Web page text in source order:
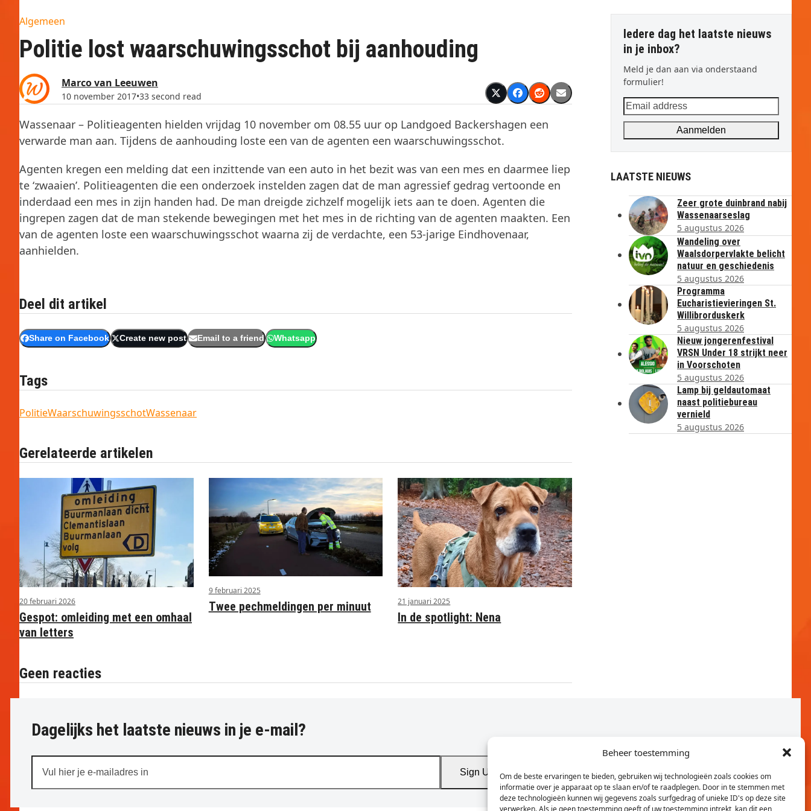
Beheer toestemming
Om de beste ervaringen te bieden, gebruiken wij technologieën zoals cookies om
informatie over je apparaat op te slaan en/of te raadplegen. Door in te stemmen met
deze technologieën kunnen wij gegevens zoals surfgedrag of unieke ID's op deze site
verwerken. Als je geen toestemming geeft of uw toestemming intrekt, kan dit een
Algemeen
Politie lost waarschuwingsschot bij aanhouding
Marco van Leeuwen
10 november 2017•33 second read
Wassenaar – Politieagenten hielden vrijdag 10 november om 08.55 uur op Landgoed Backershagen een
verwarde man aan. Tijdens de aanhouding loste een van de agenten een waarschuwingsschot.
Agenten kregen een melding dat een inzittende van een auto in het bezit was van een mes en daarmee liep
te ‘zwaaien’. Politieagenten die een onderzoek instelden zagen dat de man agressief gedrag vertoonde en
inderdaad een mes in zijn handen had. De man dreigde zichzelf mogelijk iets aan te doen. Agenten die
ingrepen zagen dat de man stekende bewegingen met het mes in de richting van de agenten maakten. Een
van de agenten loste een waarschuwingsschot waarna zij de verdachte, een 53-jarige Eindhovenaar,
aanhielden.
Deel dit artikel
Share on Facebook Create new post Email to a friend Whatsapp
Tags
PolitieWaarschuwingsschotWassenaar
Gerelateerde artikelen
20 februari 2026
Gespot: omleiding met een omhaal
van letters
9 februari 2025
Twee pechmeldingen per minuut 21 januari 2025
In de spotlight: Nena
Geen reacties
Iedere dag het laatste nieuws
in je inbox?
Meld je dan aan via onderstaand
formulier!
Email
address
Aanmelden
LAATSTE NIEUWS
Zeer grote duinbrand nabij
Wassenaarseslag
5 augustus 2026
Wandeling over
Waalsdorpervlakte belicht
natuur en geschiedenis
5 augustus 2026
Programma
Eucharistievieringen St.
Willibrorduskerk
5 augustus 2026
Nieuw jongerenfestival
VRSN Under 18 strijkt neer
in Voorschoten
5 augustus 2026
Lamp bij geldautomaat
naast politiebureau
vernield
5 augustus 2026
Dagelijks het laatste nieuws in je e-mail?
hier
je
Sign Up